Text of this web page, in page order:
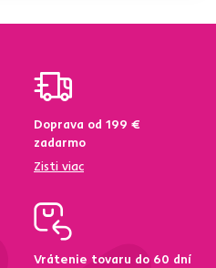
Doprava od 199 €
zadarmo
Zisti viac
Vrátenie tovaru do 60 dní